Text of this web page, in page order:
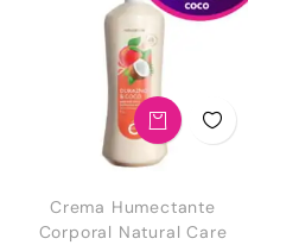
Crema Humectante
Corporal Natural Care